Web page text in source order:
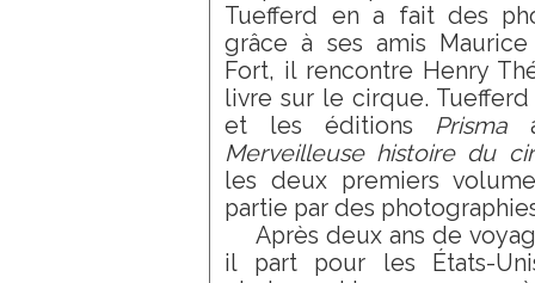
Tuefferd en a fait des
grâce à ses amis
Fort, il rencontre Henry
livre sur le cirque.
et les éditions Prisma
Merveilleuse histoire du
les deux premiers
partie par des
Après deux ans de
il part pour les États-